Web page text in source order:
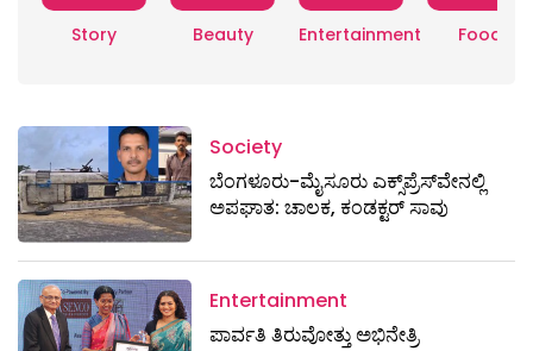
Story Beauty Entertainment Food
Society
ಬೆಂಗಳೂರು-ಮೈಸೂರು ಎಕ್ಸ್​ಪ್ರೆಸ್‌ವೇನಲ್ಲಿ
ಅಪಘಾತ: ಚಾಲಕ, ಕಂಡಕ್ಟರ್ ಸಾವು
Entertainment
ಪಾರ್ವತಿ ತಿರುವೋತ್ತು ಅಭಿನೇತ್ರಿ